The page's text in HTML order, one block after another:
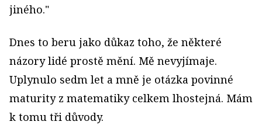
jiného."
Dnes to beru jako důkaz toho, že některé
názory lidé prostě mění. Mě nevyjímaje.
Uplynulo sedm let a mně je otázka povinné
maturity z matematiky celkem lhostejná. Mám
k tomu tři důvody.